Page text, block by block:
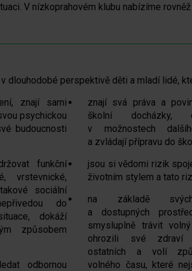
V nízkoprahovém klubu nabízíme
dlouhodobé perspektivě děti a mladí lidé,
znají sami
psychickou
budoucnosti
funkční
vrstevnické,
sociální
do
dokáží
způsobem
odbornou
znají svá práva a
školní docházky,
v možnostech
a zvládají přípravu do
jsou si vědomi rizik
životním stylem a tato
na základě
a dostupných
smysluplně trávit
ohrozili své zdraví
ostatních a volí
volného času, které